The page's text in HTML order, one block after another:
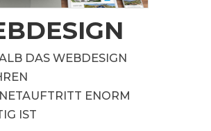
DAS WEBDESIGN
ENORM
IST